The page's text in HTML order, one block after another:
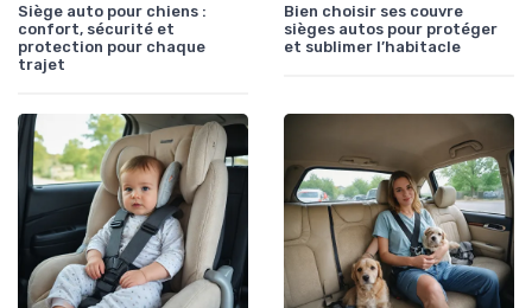
Siège auto pour chiens :
confort, sécurité et
protection pour chaque
trajet
Bien choisir ses couvre
sièges autos pour protéger
et sublimer l’habitacle